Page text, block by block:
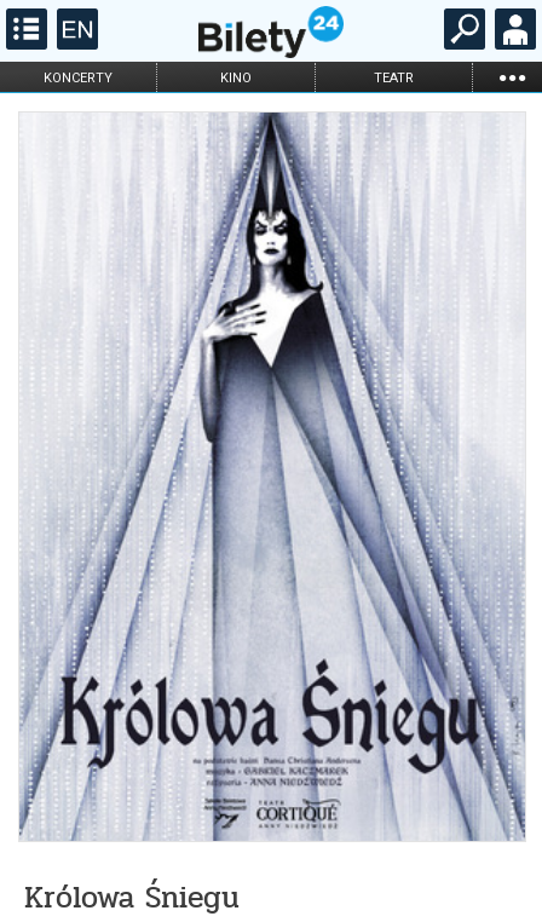
KONCERTY KINO TEATR ...
FILHARMONIA OPERA I BALET
STAND-UP
ONLINE KARNETY
Królowa Śniegu